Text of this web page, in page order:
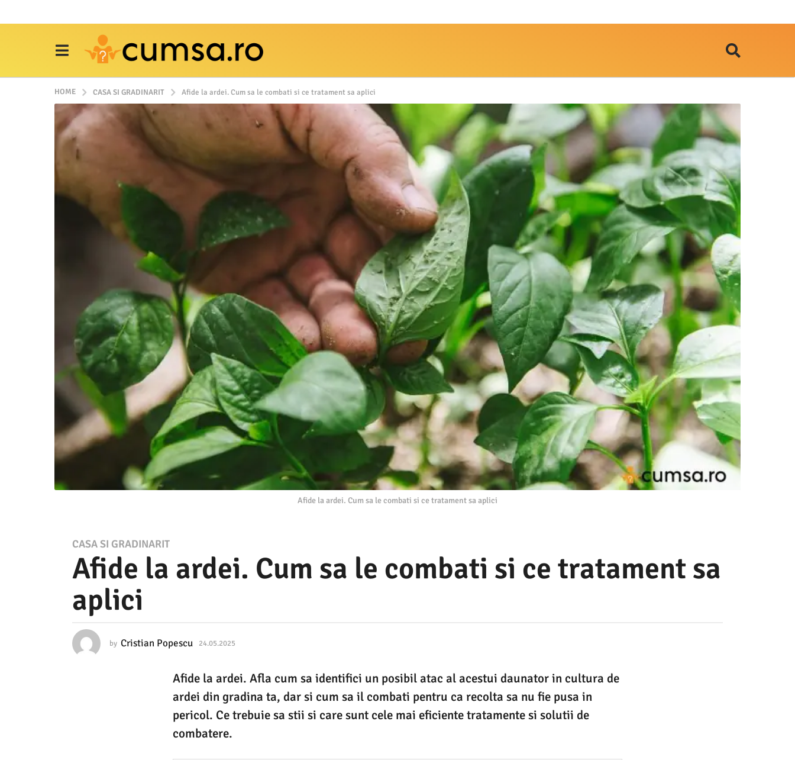
HOME CASA SI GRADINARIT Afide la ardei. Cum sa le combati si ce tratament sa aplici
Afide la ardei. Cum sa le combati si ce tratament sa aplici
2
4
.
0
.
2
CASA SI GRADINARIT
Afide la ardei. Cum sa le combati si ce tratament sa
aplici
by Cristian Popescu 24.05.2025
0
.
2
0
Afide la ardei. Afla cum sa identifici un posibil atac al acestui daunator in cultura de
ardei din gradina ta, dar si cum sa il combati pentru ca recolta sa nu fie pusa in
pericol. Ce trebuie sa stii si care sunt cele mai eficiente tratamente si solutii de
combatere.